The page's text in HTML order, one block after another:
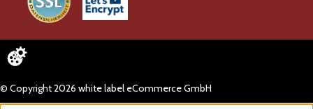
© Copyright 2026 white label eCommerce GmbH